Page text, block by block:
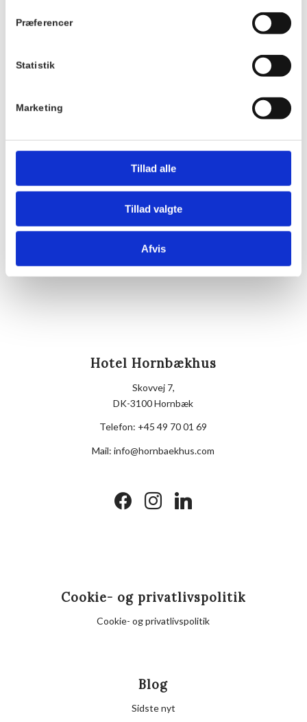
Præferencer
Statistik
Marketing
Tillad alle
Tillad valgte
Afvis
Serie:
Pris:
Sted
Skovvej 7
Telefon
Hotel Hornbækhus
Skovvej 7,
DK-3100 Hornbæk
Telefon: +45 49 70 01 69
Mail:info@hornbaekhus.com
facebookinstagramlinkedin
Cookie- og privatlivspolitik
Cookie- og privatlivspolitik
Blog
Sidste nyt